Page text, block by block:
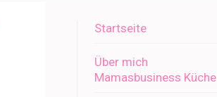
Startseite
Über mich
Mamasbusiness Küche